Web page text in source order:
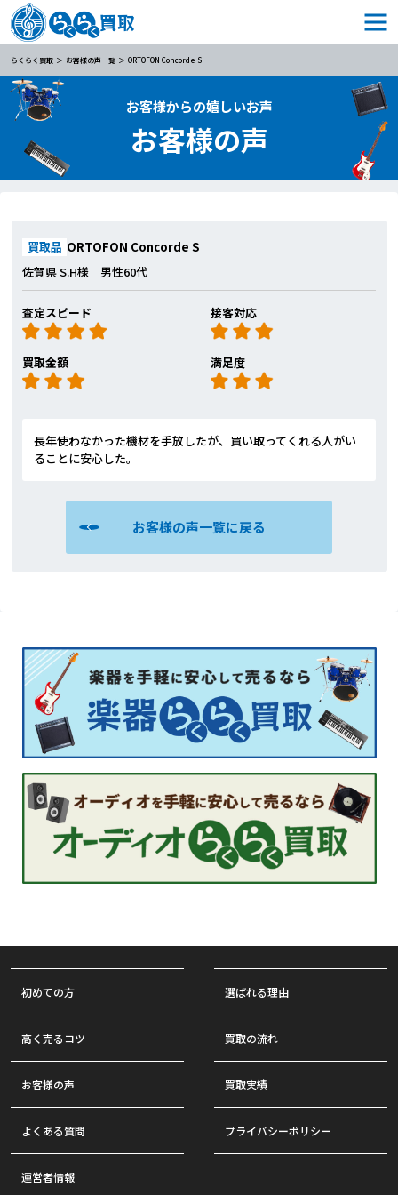
らくらく買取 お客様の声一覧 ORTOFON Concorde S
お客様からの嬉しいお声
お客様の声
買取品 ORTOFON Concorde S
佐賀県 S.H様 男性60代
査定スピード 接客対応
買取金額 満足度
長年使わなかった機材を手放したが、買い取ってくれる人がい
ることに安心した。
お客様の声一覧に戻る
初めての方 選ばれる理由
高く売るコツ 買取の流れ
お客様の声 買取実績
よくある質問 プライバシーポリシー
運営者情報